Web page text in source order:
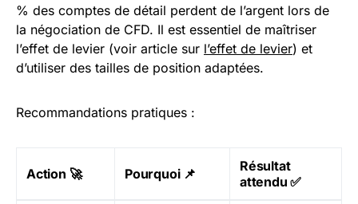
% des comptes de détail perdent de l’argent lors de
la négociation de CFD. Il est essentiel de maîtriser
l’effet de levier (voir article sur l’effet de levier) et
d’utiliser des tailles de position adaptées.
Recommandations pratiques :
Action 🚀 Pourquoi 📌
Résultat
attendu ✅